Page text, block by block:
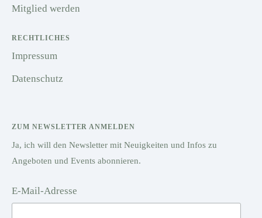
Mitglied werden
RECHTLICHES
Impressum
Datenschutz
ZUM NEWSLETTER ANMELDEN
Ja, ich will den Newsletter mit Neuigkeiten und Infos zu
Angeboten und Events abonnieren.
E-Mail-Adresse